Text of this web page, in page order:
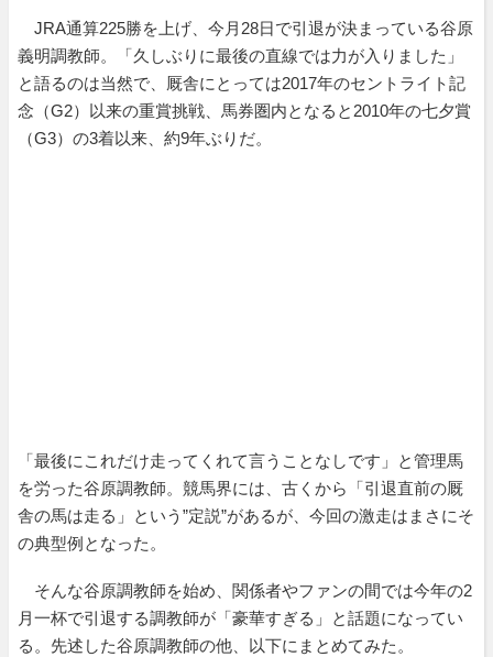
JRA通算225勝を上げ、今月28日で引退が決まっている谷原
義明調教師。「久しぶりに最後の直線では力が入りました」
と語るのは当然で、厩舎にとっては2017年のセントライト記
念（G2）以来の重賞挑戦、馬券圏内となると2010年の七夕賞
（G3）の3着以来、約9年ぶりだ。
「最後にこれだけ走ってくれて言うことなしです」と管理馬
を労った谷原調教師。競馬界には、古くから「引退直前の厩
舎の馬は走る」という”定説”があるが、今回の激走はまさにそ
の典型例となった。
そんな谷原調教師を始め、関係者やファンの間では今年の2
月一杯で引退する調教師が「豪華すぎる」と話題になってい
る。先述した谷原調教師の他、以下にまとめてみた。